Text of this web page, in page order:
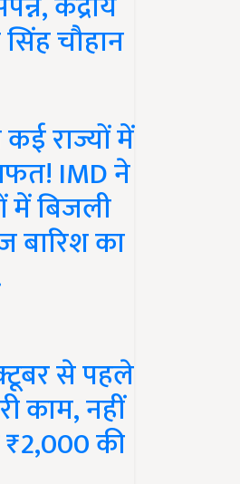
चौहान
राज्यों में
IMD ने
में बिजली
का
से पहले
काम, नहीं
की